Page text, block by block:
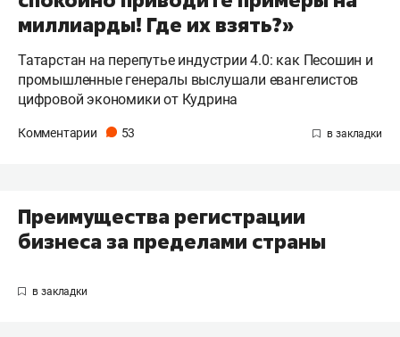
миллиарды! Где их взять?»
Татарстан на перепутье индустрии 4.0: как Песошин и
промышленные генералы выслушали евангелистов
цифровой экономики от Кудрина
Комментарии 53
Преимущества регистрации
бизнеса за пределами страны